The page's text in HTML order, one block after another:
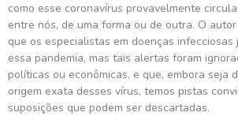
como esse coronavírus provavelmente
entre nós, de uma forma ou de outra. O
que os especialistas em doenças infecciosas
essa pandemia, mas tais alertas foram
políticas ou econômicas, e que, embora seja
origem exata desses vírus, temos pistas
suposições que podem ser descartadas.